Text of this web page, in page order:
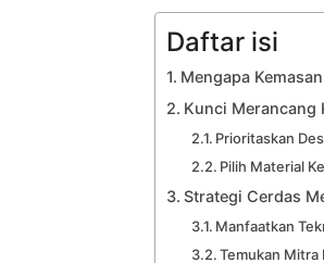
Daftar isi
Mengapa
Kunci Merancang
Prioritaskan
Pilih Material
Strategi Cerdas
Manfaatkan
Temukan Mitra